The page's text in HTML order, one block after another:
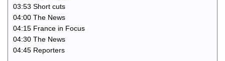
03:53 Short cuts
04:00 The News
04:15 France in Focus
04:30 The News
04:45 Reporters